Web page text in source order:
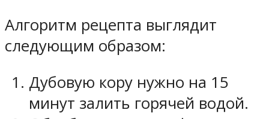
Алгоритм рецепта выглядит
следующим образом:
Дубовую кору нужно на 15
минут залить горячей водой.